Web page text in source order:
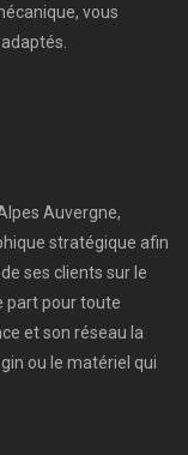
vous
Auvergne,
stratégique afin
ses clients sur le
part pour toute
et son réseau la
ou le matériel qui